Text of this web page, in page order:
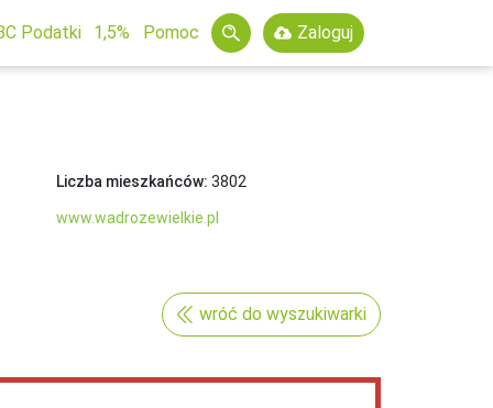
Podatki 1,5% Pomoc Zaloguj
Liczba mieszkańców: 3802
www.wadrozewielkie.pl
wróć do wyszukiwarki